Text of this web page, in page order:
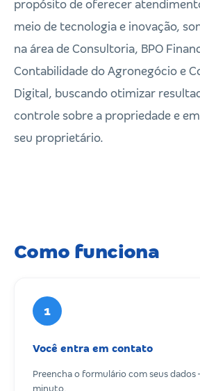
propósito de oferecer
meio de tecnologia e inovação,
na área de Consultoria, BPO
Contabilidade do Agronegócio e
Digital, buscando otimizar
controle sobre a propriedade e
seu proprietário.
Como funciona
1
Você entra em contato
Preencha o formulário com seus
minuto.